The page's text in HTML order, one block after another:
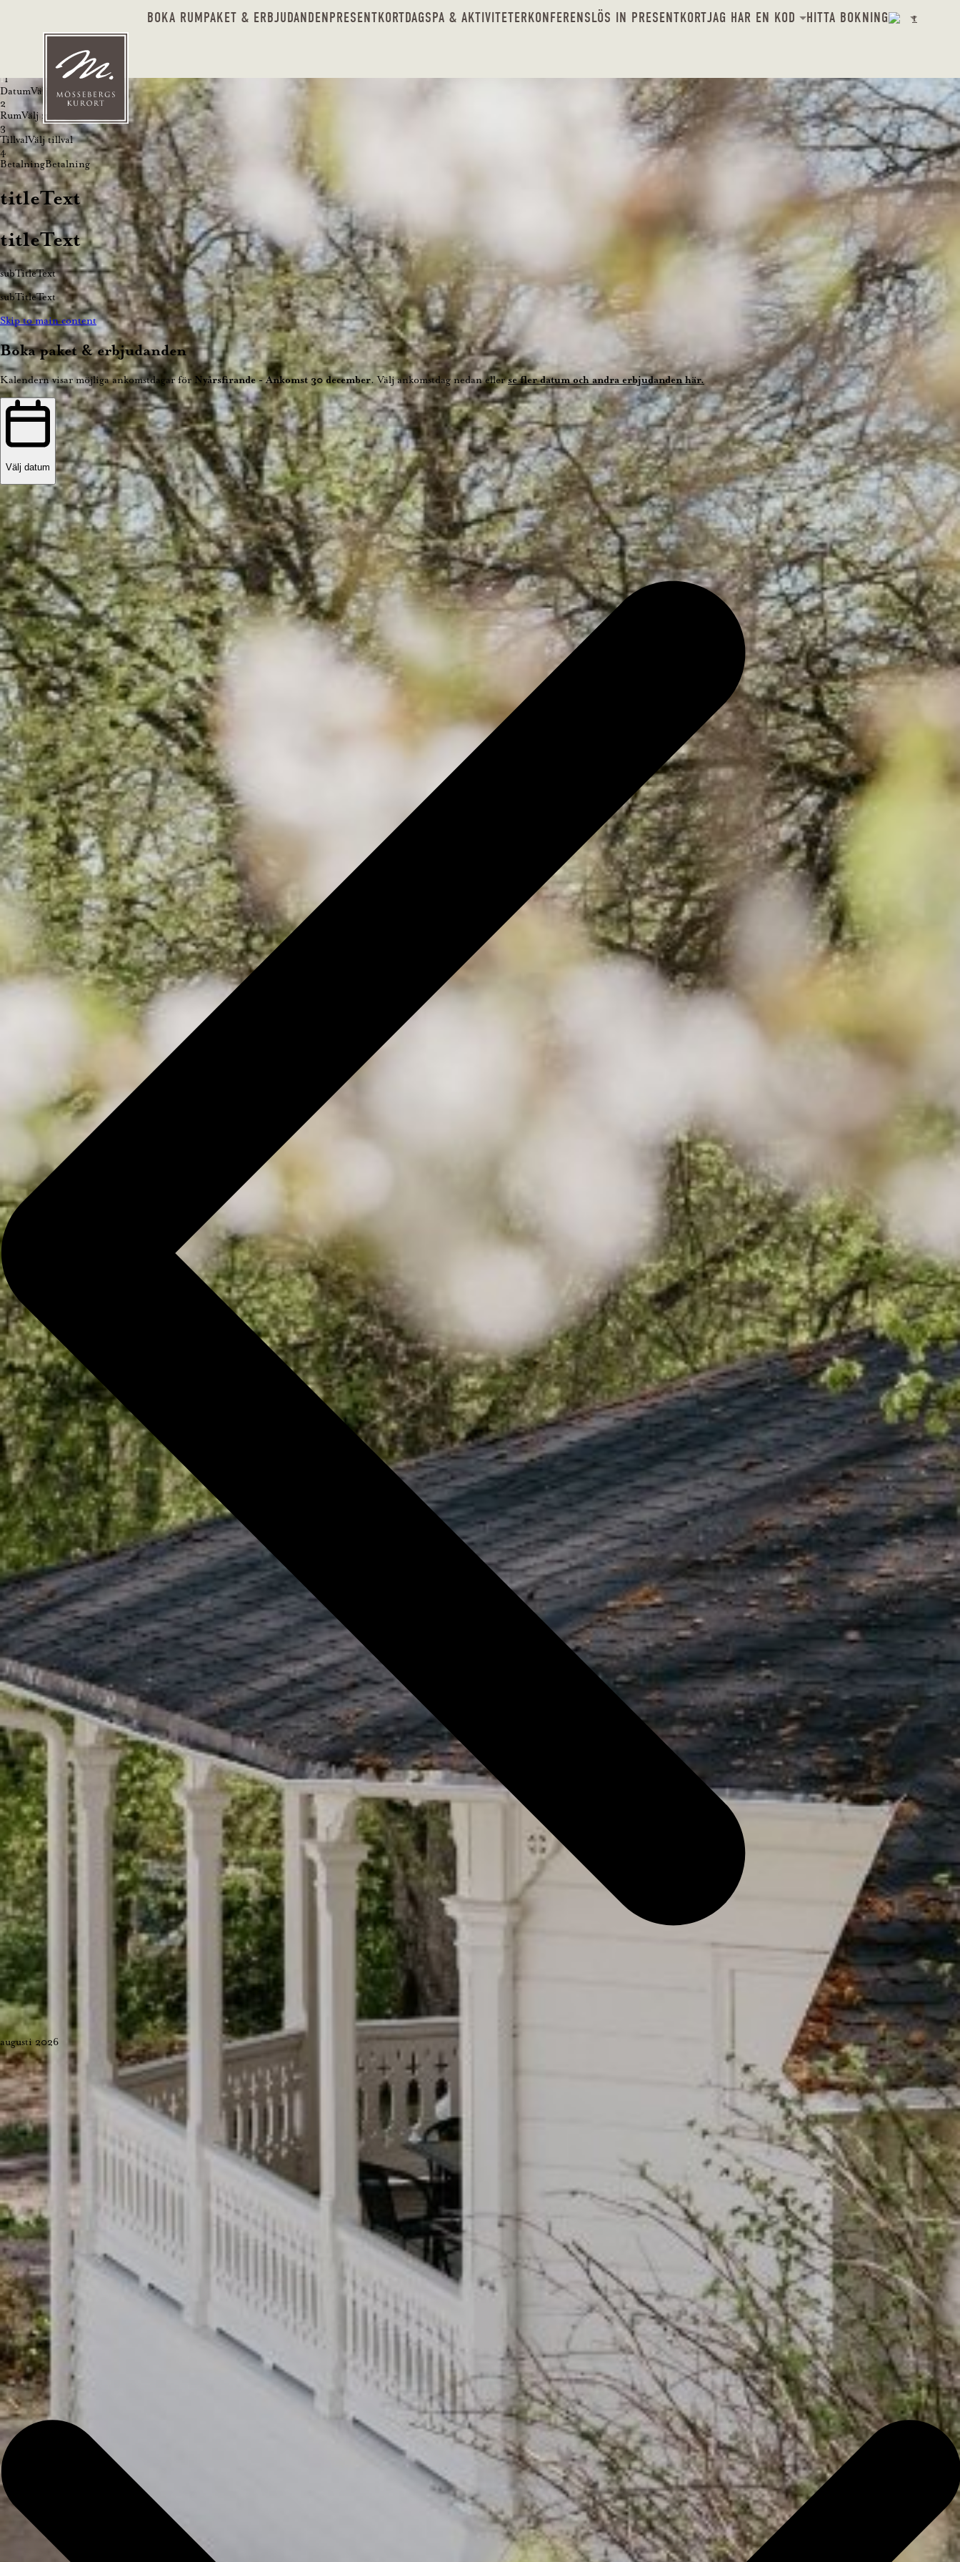
BOKA RUMPAKET & ERBJUDANDENPRESENTKORTDAGSPA & AKTIVITETERKONFERENSLÖS IN PRESENTKORTJAG HAR EN KOD HITTA BOKNING 1
11
DatumVälj datum
2
RumVälj rum
3
TillvalVälj tillval
4
BetalningBetalning
titleText
titleText
subTitleText
subTitleText
Skip to main content
Boka paket & erbjudanden
Kalendern visar möjliga ankomstdagar för Nyårsfirande - Ankomst 30 december. Välj ankomstdag nedan ellerse fler datum och andra erbjudanden här.
Välj datum
augusti 2026